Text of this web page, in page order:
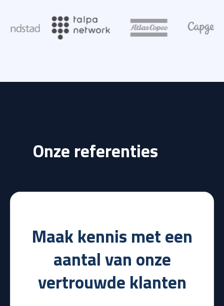
Onze referenties
Maak kennis met een
aantal van onze
vertrouwde klanten